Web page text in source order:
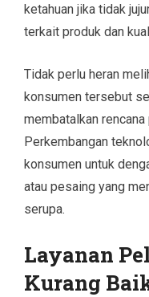
ketahuan jika tidak
terkait produk dan
Tidak perlu heran
konsumen tersebut
membatalkan
Perkembangan
konsumen untuk
atau pesaing yang
serupa.
Layanan
Kurang